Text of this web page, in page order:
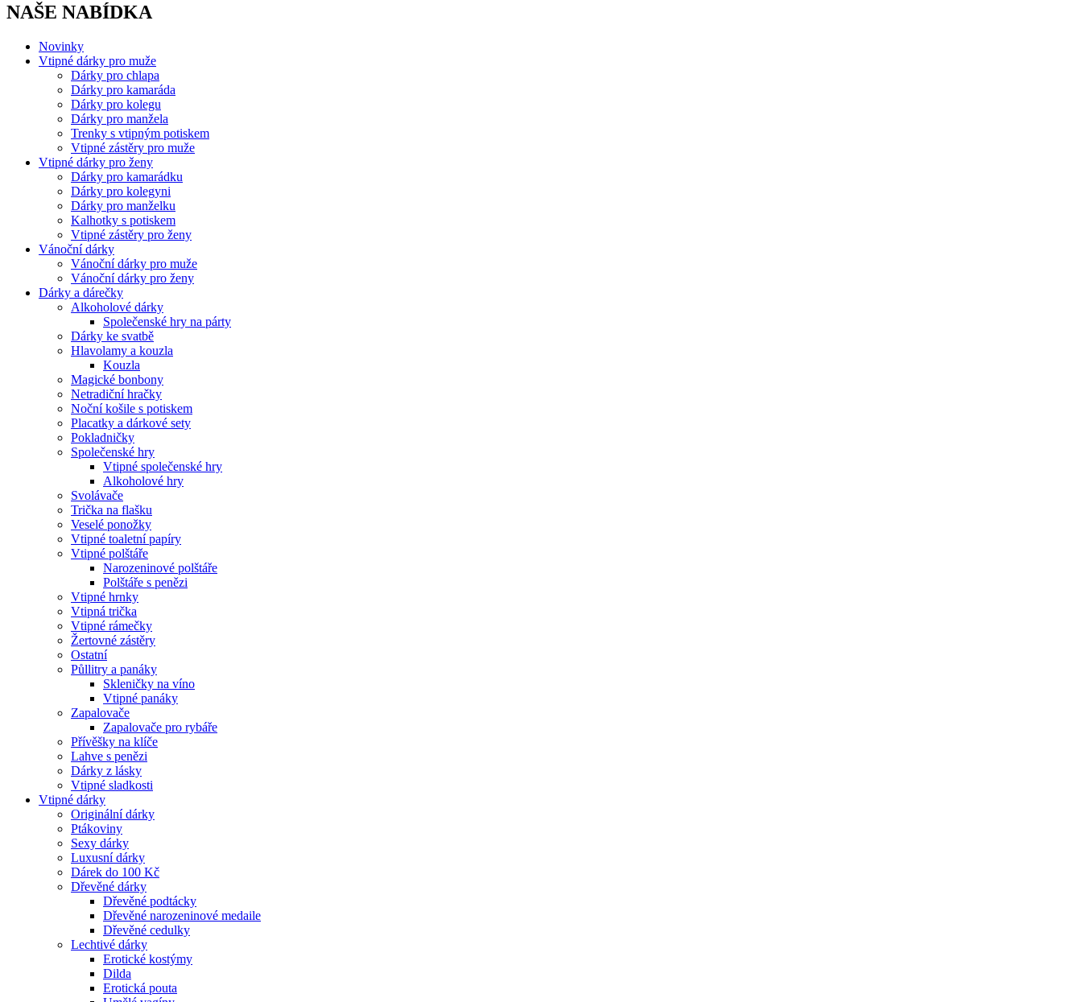
NAŠE NABÍDKA
Novinky
Vtipné dárky pro muže
Dárky pro chlapa
Dárky pro kamaráda
Dárky pro kolegu
Dárky pro manžela
Trenky s vtipným potiskem
Vtipné zástěry pro muže
Vtipné dárky pro ženy
Dárky pro kamarádku
Dárky pro kolegyni
Dárky pro manželku
Kalhotky s potiskem
Vtipné zástěry pro ženy
Vánoční dárky
Vánoční dárky pro muže
Vánoční dárky pro ženy
Dárky a dárečky
Alkoholové dárky
Společenské hry na párty
Dárky ke svatbě
Hlavolamy a kouzla
Kouzla
Magické bonbony
Netradiční hračky
Noční košile s potiskem
Placatky a dárkové sety
Pokladničky
Společenské hry
Vtipné společenské hry
Alkoholové hry
Svolávače
Trička na flašku
Veselé ponožky
Vtipné toaletní papíry
Vtipné polštáře
Narozeninové polštáře
Polštáře s penězi
Vtipné hrnky
Vtipná trička
Vtipné rámečky
Žertovné zástěry
Ostatní
Půllitry a panáky
Skleničky na víno
Vtipné panáky
Zapalovače
Zapalovače pro rybáře
Přívěšky na klíče
Lahve s penězi
Dárky z lásky
Vtipné sladkosti
Vtipné dárky
Originální dárky
Ptákoviny
Sexy dárky
Luxusní dárky
Dárek do 100 Kč
Dřevěné dárky
Dřevěné podtácky
Dřevěné narozeninové medaile
Dřevěné cedulky
Lechtivé dárky
Erotické kostýmy
Dilda
Erotická pouta